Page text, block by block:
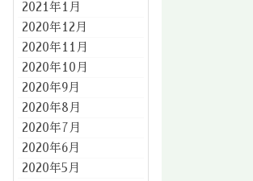
2021年1月
2020年12月
2020年11月
2020年10月
2020年9月
2020年8月
2020年7月
2020年6月
2020年5月